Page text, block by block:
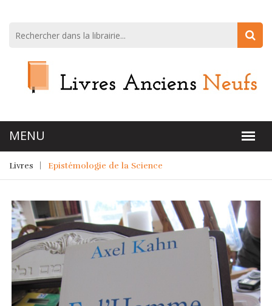
Livres Epistémologie de la Science